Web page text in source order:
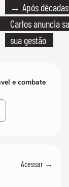
→ Após
Carlos anuncia
sua gestão
e combate
Acessar →